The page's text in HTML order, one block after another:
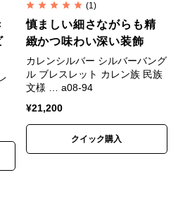
青の宝石ラピス
生石です。
璃と呼ばれ、七宝の一つとし
住まう「東方浄瑠璃世界」
い光に照らされ、不純なもの
(1)
慎ましい細さながらも精
緻かつ味わい深い装飾
カレンシルバー シルバーバング
ル ブレスレット カレン族 民族
文様 … a08-94
¥21,200
クイック購入